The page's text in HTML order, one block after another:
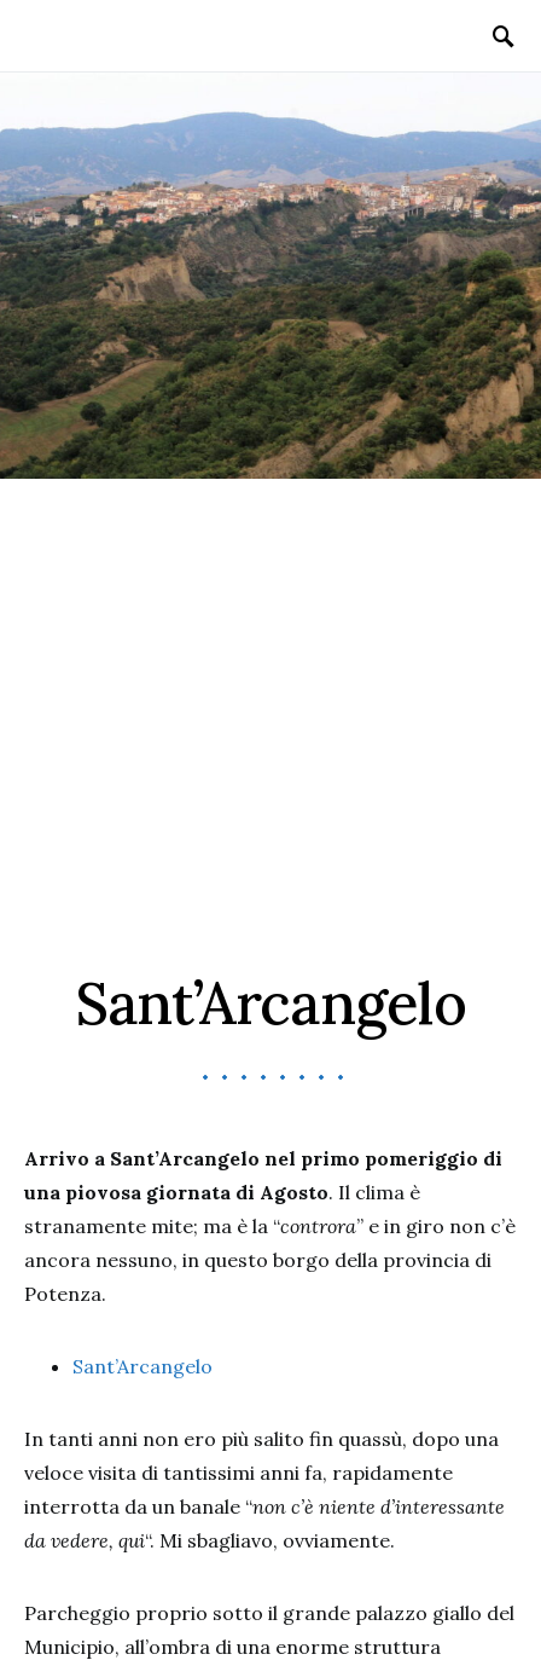
Sant’Arcangelo
Arrivo a Sant’Arcangelo nel primo pomeriggio di
una piovosa giornata di Agosto. Il clima è
stranamente mite; ma è la “controra” e in giro non c’è
ancora nessuno, in questo borgo della provincia di
Potenza.
Sant’Arcangelo
In tanti anni non ero più salito fin quassù, dopo una
veloce visita di tantissimi anni fa, rapidamente
interrotta da un banale “non c’è niente d’interessante
da vedere, qui“. Mi sbagliavo, ovviamente.
Parcheggio proprio sotto il grande palazzo giallo del
Municipio, all’ombra di una enorme struttura